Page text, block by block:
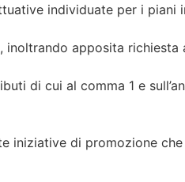
individuate per i piani
apposita richiesta
di cui al comma 1 e
iniziative di promozione